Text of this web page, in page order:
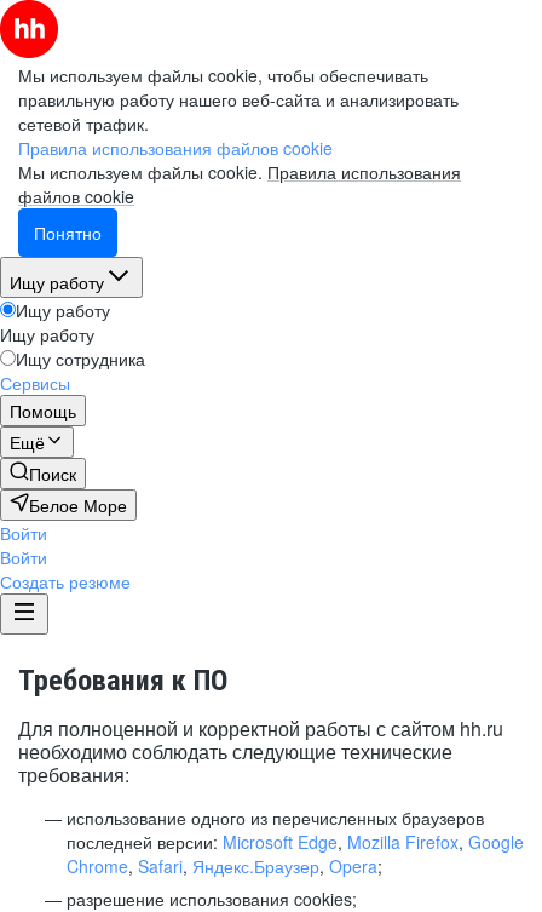
Мы используем файлы cookie, чтобы обеспечивать
правильную работу нашего веб-сайта и анализировать
сетевой трафик.
Правила использования файлов cookie
Мы используем файлы cookie. Правила использования
файлов cookie
Понятно
Ищу работу
Ищу работу
Ищу работу
Ищу сотрудника
Сервисы
Помощь
Ещё
Поиск
Белое Море
Войти
Войти
Создать резюме
Требования к ПО
Для полноценной и корректной работы с сайтом hh.ru
необходимо соблюдать следующие технические
требования:
использование одного из перечисленных браузеров
последней версии: Microsoft Edge, Mozilla Firefox, Google
Chrome, Safari, Яндекс.Браузер, Opera;
разрешение использования cookies;